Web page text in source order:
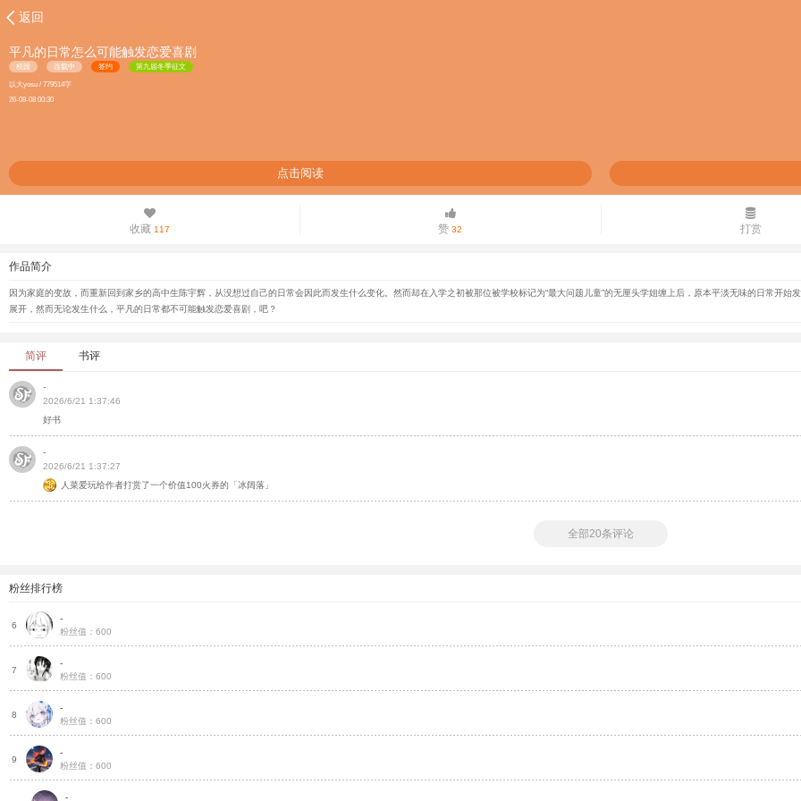
返回
平凡的日常怎么可能触发恋爱喜剧
校园 连载中 签约 第九届冬季征文
以大yosu / 779514字
26-08-08 00:30
点击阅读
收藏 117 赞 32 打赏
作品简介
因为家庭的变故，而重新回到家乡的高中生陈宇辉，从没想过自己的日常会因此而发生什么变化。然而却在入学之初被那位被学校标记为“最大问题儿童”的无厘头学姐缠上后，原本平淡无味的日常开始
展开，然而无论发生什么，平凡的日常都不可能触发恋爱喜剧，吧？
简评 书评
-
2026/6/21 1:37:46
好书
-
2026/6/21 1:37:27
人菜爱玩给作者打赏了一个价值100火券的「冰阔落」
全部20条评论
粉丝排行榜
6
-
粉丝值：600
7
-
粉丝值：600
8
-
粉丝值：600
9
-
粉丝值：600
-